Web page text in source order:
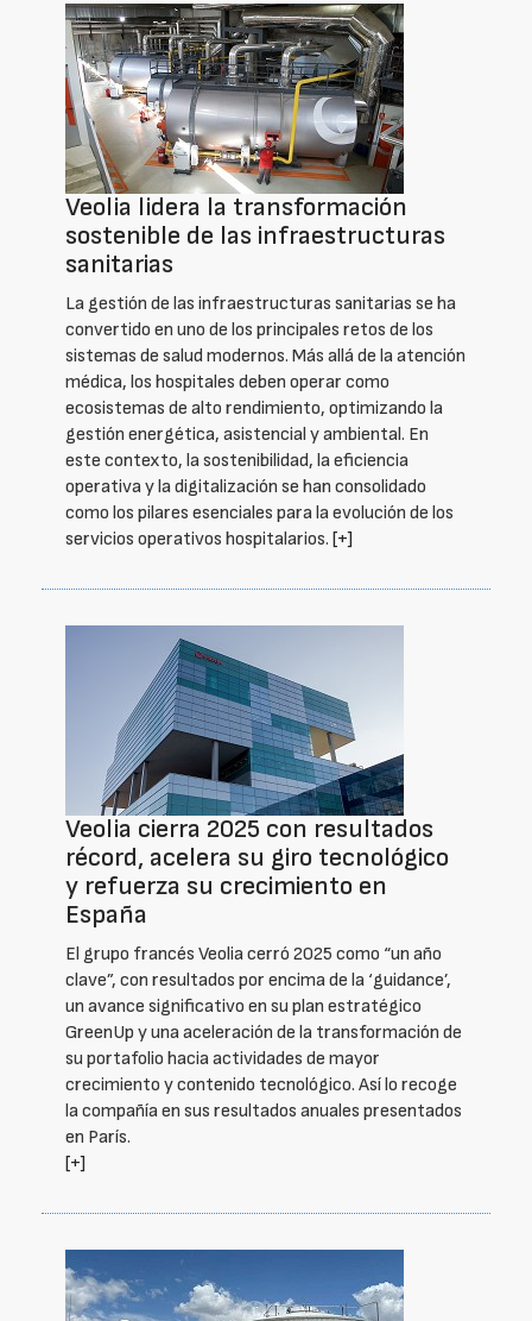
Veolia lidera la transformación
sostenible de las infraestructuras
sanitarias
La gestión de las infraestructuras sanitarias se ha
convertido en uno de los principales retos de los
sistemas de salud modernos. Más allá de la atención
médica, los hospitales deben operar como
ecosistemas de alto rendimiento, optimizando la
gestión energética, asistencial y ambiental. En
este contexto, la sostenibilidad, la eficiencia
operativa y la digitalización se han consolidado
como los pilares esenciales para la evolución de los
servicios operativos hospitalarios. [+]
Veolia cierra 2025 con resultados
récord, acelera su giro tecnológico
y refuerza su crecimiento en
España
El grupo francés Veolia cerró 2025 como “un año
clave”, con resultados por encima de la ‘guidance’,
un avance significativo en su plan estratégico
GreenUp y una aceleración de la transformación de
su portafolio hacia actividades de mayor
crecimiento y contenido tecnológico. Así lo recoge
la compañía en sus resultados anuales presentados
en París.
[+]